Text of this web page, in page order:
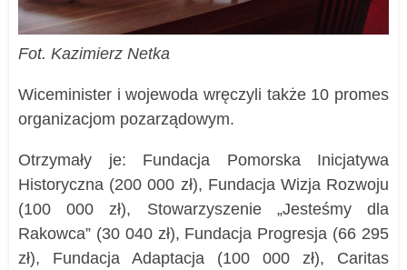
Fot. Kazimierz Netka
Wiceminister i wojewoda wręczyli także 10 promes
organizacjom pozarządowym.
Otrzymały je: Fundacja Pomorska Inicjatywa
Historyczna (200 000 zł), Fundacja Wizja Rozwoju
(100 000 zł), Stowarzyszenie „Jesteśmy dla
Rakowca” (30 040 zł), Fundacja Progresja (66 295
zł), Fundacja Adaptacja (100 000 zł), Caritas